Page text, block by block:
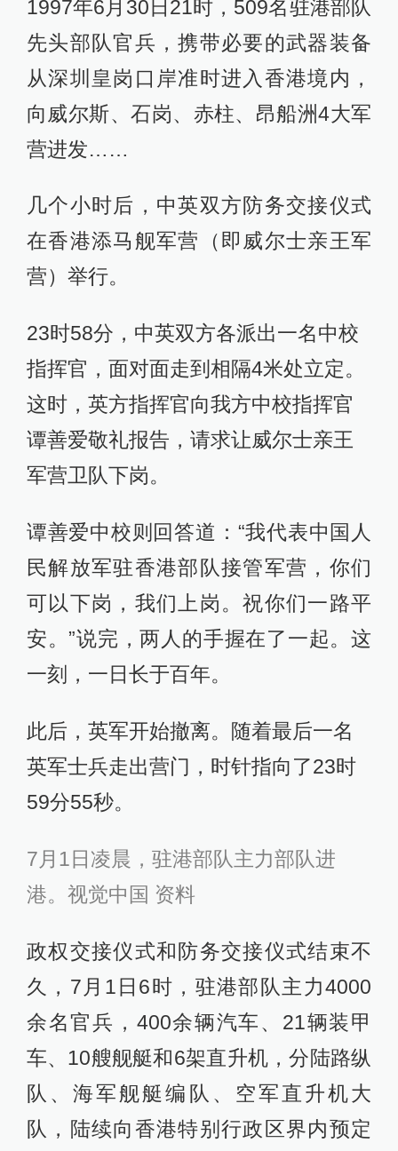
1997年6月30日21时，509名驻港部队
先头部队官兵，携带必要的武器装备
从深圳皇岗口岸准时进入香港境内，
向威尔斯、石岗、赤柱、昂船洲4大军
营进发……
几个小时后，中英双方防务交接仪式
在香港添马舰军营（即威尔士亲王军
营）举行。
23时58分，中英双方各派出一名中校
指挥官，面对面走到相隔4米处立定。
这时，英方指挥官向我方中校指挥官
谭善爱敬礼报告，请求让威尔士亲王
军营卫队下岗。
谭善爱中校则回答道：“我代表中国人
民解放军驻香港部队接管军营，你们
可以下岗，我们上岗。祝你们一路平
安。”说完，两人的手握在了一起。这
一刻，一日长于百年。
此后，英军开始撤离。随着最后一名
英军士兵走出营门，时针指向了23时
59分55秒。
7月1日凌晨，驻港部队主力部队进
港。视觉中国 资料
政权交接仪式和防务交接仪式结束不
久，7月1日6时，驻港部队主力4000
余名官兵，400余辆汽车、21辆装甲
车、10艘舰艇和6架直升机，分陆路纵
队、海军舰艇编队、空军直升机大
队，陆续向香港特别行政区界内预定